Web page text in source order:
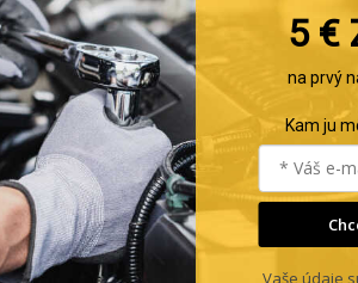
5 €
na prvý
Kam ju
Vaše údaje